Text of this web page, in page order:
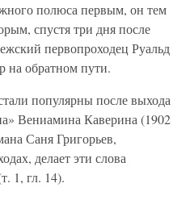
полюса первым, он тем
спустя три дня после
первопроходец Руальд
на обратном пути.
популярны после выхода
Вениамина Каверина (1902
Саня Григорьев,
делает эти слова
1, гл. 14).